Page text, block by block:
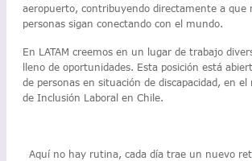
aeropuerto, contribuyendo directamente a que
personas sigan conectando con el mundo.
En LATAM creemos en un lugar de trabajo
lleno de oportunidades. Esta posición está
de personas en situación de discapacidad, en el
de Inclusión Laboral en Chile.
Aquí no hay rutina, cada día trae un nuevo